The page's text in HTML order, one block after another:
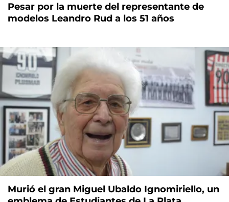
Pesar por la muerte del representante de
modelos Leandro Rud a los 51 años
Murió el gran Miguel Ubaldo Ignomiriello, un